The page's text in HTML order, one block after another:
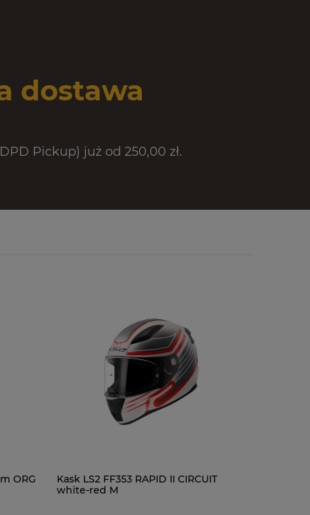
dostawa
Pickup) już od 250,00 zł.
ORG
Kask LS2 FF353 RAPID II CIRCUIT
white-red M